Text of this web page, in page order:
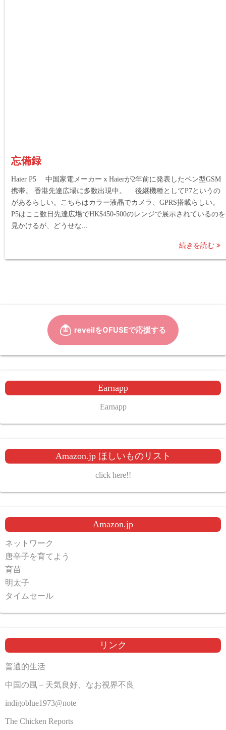
忘備録
Haier P5 中国家電メーカーｘHaierが2年前に発表したペン型GSM
携帯。 香港先達広場に多数出現中。 後継機種としてP7というの
があるらしい。こちらはカラー液晶でカメラ、GPRS搭載らしい。
P5はここ数日先達広場でHK$450-500のレンジで展示されているのを
見かけるが、どうせな...
続きを読む
Earnapp
Earnapp
Amazon.jp ほしいものリスト
click here!!
Amazon.jp
ネットワーク
唐辛子を育てよう
育苗
明太子
タイムセール
リンク
普通的生活
中国の風 – 天気良好、なお視界不良
indigoblue1973@note
The Chicken Reports